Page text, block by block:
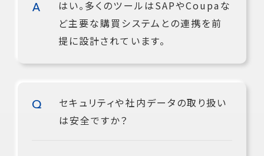
はい。多くのツールはSAPやCoupaな
ど主要な購買システムとの連携を前
提に設計されています。
セキュリティや社内データの取り扱い
は安全ですか？